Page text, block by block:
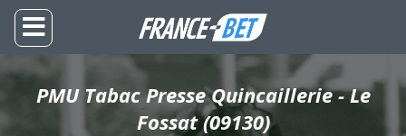
PMU Tabac Presse Quincaillerie - Le
Fossat (09130)